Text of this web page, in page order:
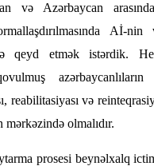
və Azərbaycan
Aİ-
qeyd etmək istərdik.
reabilitasiyası və
olmalıdır.
prosesi beynəlxalq